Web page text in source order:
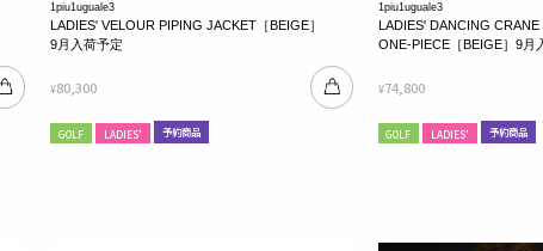
1piu1uguale3
LADIES' VELOUR PIPING JACKET［BEIGE］
9月入荷予定
¥80,300
GOLF LADIES' 予約商品
1piu1uguale3
LADIES' DANCING
ONE-PIECE［BEIGE］9月
¥74,800
GOLF LADIES' 予約商品